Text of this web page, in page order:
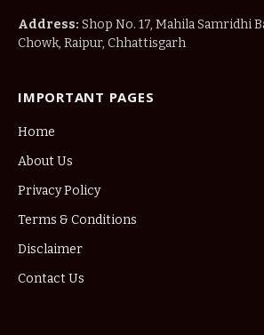
Address: Shop No. 17, Mahila Samridhi
Chowk, Raipur, Chhattisgarh
IMPORTANT PAGES
Home
About Us
Privacy Policy
Terms & Conditions
Disclaimer
Contact Us